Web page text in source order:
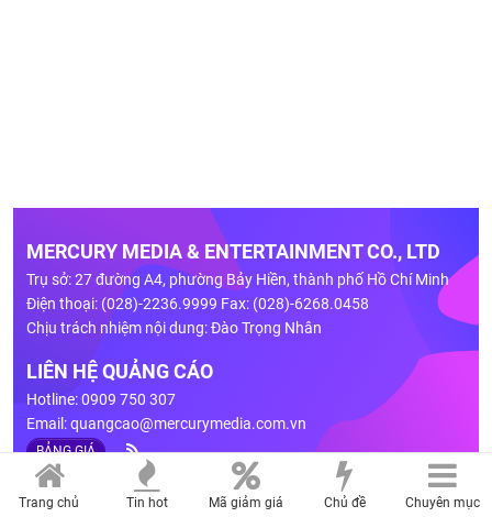
MERCURY MEDIA & ENTERTAINMENT CO., LTD
Trụ sở: 27 đường A4, phường Bảy Hiền, thành phố Hồ Chí Minh
Điện thoại: (028)-2236.9999 Fax: (028)-6268.0458
Chịu trách nhiệm nội dung: Đào Trọng Nhân
LIÊN HỆ QUẢNG CÁO
Hotline: 0909 750 307
Email:quangcao@mercurymedia.com.vn
BẢNG GIÁ
Trang chủ Tin hot Mã giảm giá Chủ đề Chuyên mục